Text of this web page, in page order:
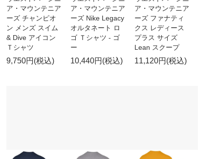
ア・マウンテニア
ーズ チャンピオ
ン メンズ スイム
& Dive アイコン
Ｔシャツ
9,750円(税込)
ア・マウンテニア
ーズ Nike Legacy
オルタネート ロ
ゴ Ｔシャツ - ゴ
ー
10,440円(税込)
ア・マウンテニア
ーズ ファナティ
クス レディース
プラス サイズ
Lean スクープ
11,120円(税込)